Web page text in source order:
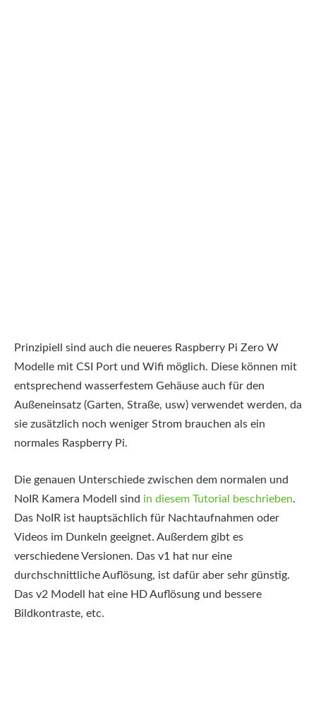
Prinzipiell sind auch die neueres Raspberry Pi Zero W
Modelle mit CSI Port und Wifi möglich. Diese können mit
entsprechend wasserfestem Gehäuse auch für den
Außeneinsatz (Garten, Straße, usw) verwendet werden, da
sie zusätzlich noch weniger Strom brauchen als ein
normales Raspberry Pi.
Die genauen Unterschiede zwischen dem normalen und
NoIR Kamera Modell sind in diesem Tutorial beschrieben.
Das NoIR ist hauptsächlich für Nachtaufnahmen oder
Videos im Dunkeln geeignet. Außerdem gibt es
verschiedene Versionen. Das v1 hat nur eine
durchschnittliche Auflösung, ist dafür aber sehr günstig.
Das v2 Modell hat eine HD Auflösung und bessere
Bildkontraste, etc.